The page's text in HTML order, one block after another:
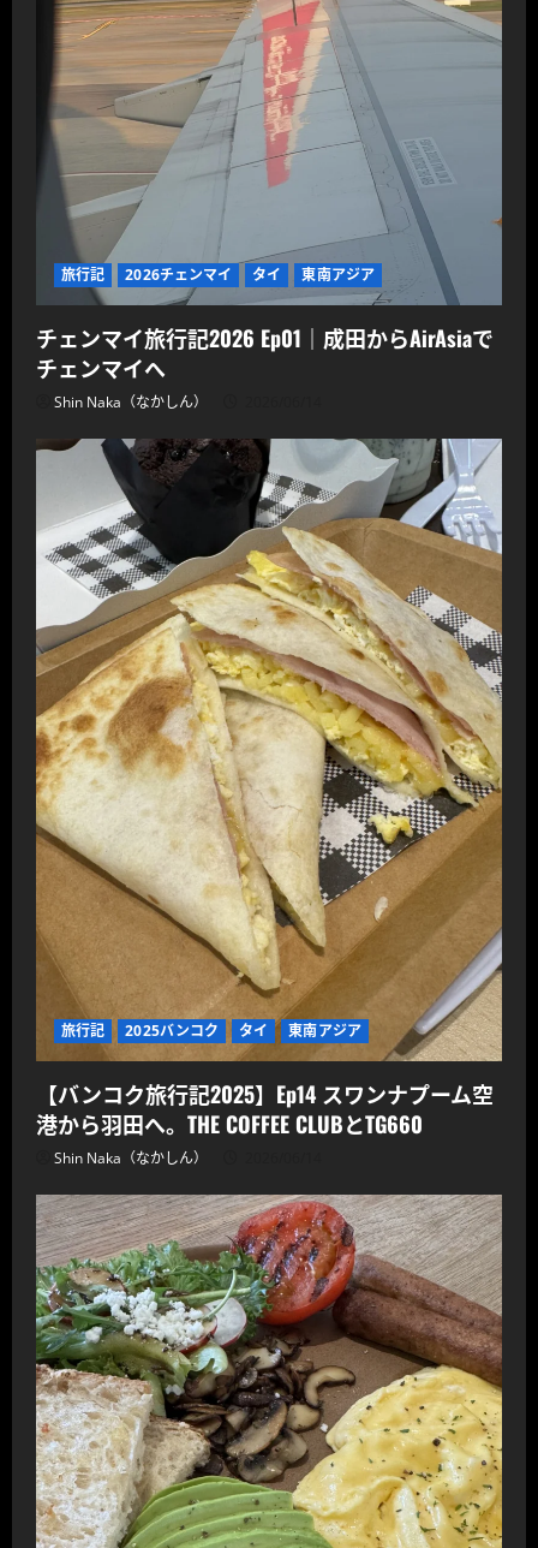
旅行記 2026チェンマイ タイ 東南アジア
チェンマイ旅行記2026 Ep01｜成田からAirAsiaで
チェンマイへ
Shin Naka（なかしん）
旅行記 2025バンコク タイ 東南アジア
【バンコク旅行記2025】Ep14 スワンナプーム空
港から羽田へ。THE COFFEE CLUBとTG660
Shin Naka（なかしん）